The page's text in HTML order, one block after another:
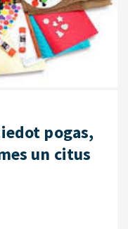
pogas,
un citus